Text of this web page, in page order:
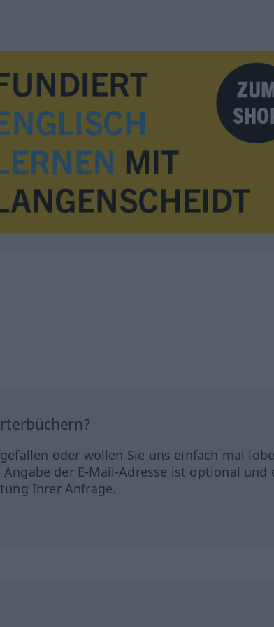
oder wollen Sie uns einfach mal
der E-Mail-Adresse ist optional und
Ihrer Anfrage.